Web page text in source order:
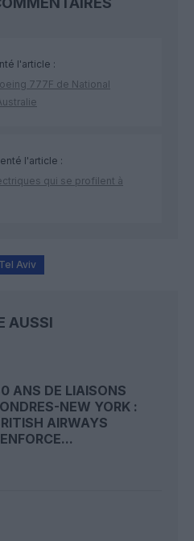
l'article :
777F de National
l'article :
qui se profilent à
Tel Aviv
AUSSI
ANS DE LIAISONS
NEW YORK :
AIRWAYS